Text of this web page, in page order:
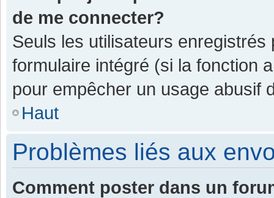
de me connecter?
Seuls les utilisateurs enregistrés
formulaire intégré (si la fonction
pour empêcher un usage abusif
Haut
Problèmes liés aux
Comment poster dans un